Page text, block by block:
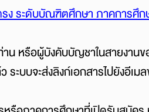
ง ระดับบัณฑิตศึกษา ภาคการศึ
น หรือผู้บังคับบัญชาในสายงาน
ระบบจะส่งลิงก์เอกสารไปยังอีเม